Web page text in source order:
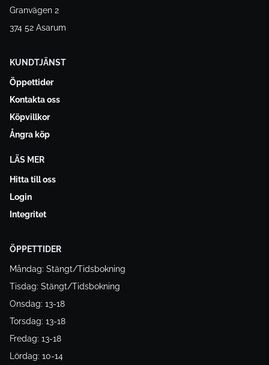
Granvägen 2
374 52 Asarum
KUNDTJÄNST
Öppettider
Kontakta oss
Köpvillkor
Ångra köp
LÄS MER
Hitta till oss
Login
Integritet
ÖPPETTIDER
Måndag: Stängt/Tidsbokning
Tisdag: Stängt/Tidsbokning
Onsdag: 13-18
Torsdag: 13-18
Fredag: 13-18
Lördag: 10-14